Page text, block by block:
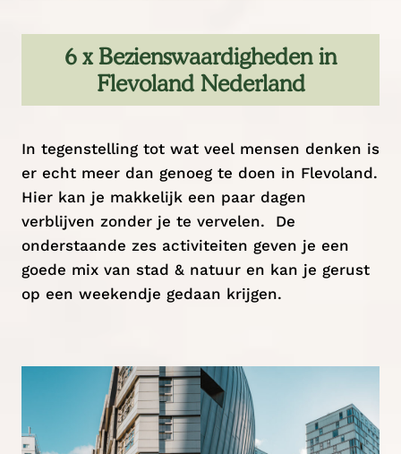
6 x Bezienswaardigheden in
Flevoland Nederland
In tegenstelling tot wat veel mensen denken is
er echt meer dan genoeg te doen in Flevoland.
Hier kan je makkelijk een paar dagen
verblijven zonder je te vervelen. De
onderstaande zes activiteiten geven je een
goede mix van stad & natuur en kan je gerust
op een weekendje gedaan krijgen.